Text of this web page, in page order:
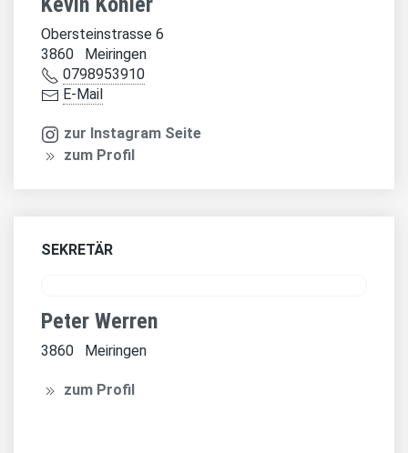
Obersteinstrasse 6
3860 Meiringen
0798953910
E-Mail
zur Instagram Seite
zum Profil
SEKRETÄR
Peter Werren
3860 Meiringen
zum Profil